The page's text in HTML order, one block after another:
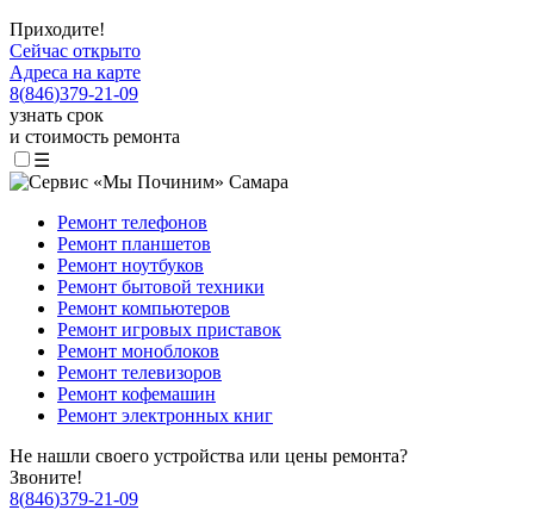
Приходите!
Сейчас открыто
Адреса на карте
8(846)379-21-09
узнать срок
и стоимость ремонта
☰
Ремонт телефонов
Ремонт планшетов
Ремонт ноутбуков
Ремонт бытовой техники
Ремонт компьютеров
Ремонт игровых приставок
Ремонт моноблоков
Ремонт телевизоров
Ремонт кофемашин
Ремонт электронных книг
Не нашли своего устройства или цены ремонта?
Звоните!
8(846)379-21-09